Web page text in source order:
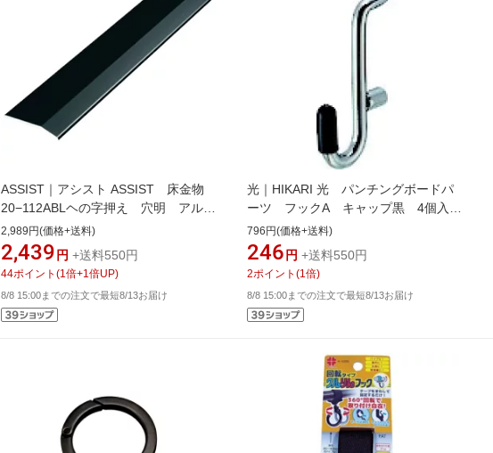
ASSIST｜アシスト ASSIST 床金物
20−112ABLヘの字押え 穴明 アルミ
ブラック 1／2定尺2．00M 20-
112ABL24H
2,989円(価格+送料)
2,439 円 +送料550円
44ポイント (1 倍+1 倍UP)
8/8 15:00までの注文で最短8/13お届け
光｜HIKARI 光 パンチングボードパ
ーツ フックA キャップ黒 4個入
PBAF-11
796円(価格+送料)
246 円 +送料550円
2ポイント (1 倍)
8/8 15:00までの注文で最短8/13お届け